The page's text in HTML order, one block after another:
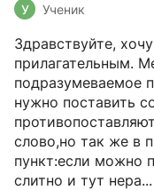
У Ученик
Здравствуйте,
прилагательным.
подразумеваемое
нужно поставить
слово,но так же в
пункт:если можно
слитно и тут нера...